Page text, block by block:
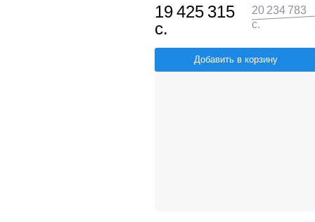
19 425 315
с.
20 234 783
с.
Добавить в корзину